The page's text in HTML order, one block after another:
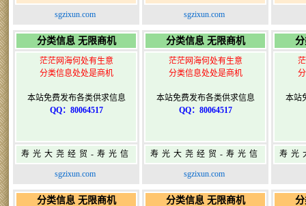
息网-免费信息发布网-
sgzixun.com
息网-免费信息发布网-
sgzixun.com
分类信息 无限商机
茫茫网海何处有生意
分类信息处处是商机
本站免费发布各类供求信息
QQ：80064517
寿光大尧经贸-寿光信
息网-免费信息发布网-
sgzixun.com
分类信息 无限商机
茫茫网海何处有生意
分类信息处处是商机
本站免费发布各类供求信息
QQ：80064517
寿光大尧经贸-寿光信
息网-免费信息发布网-
sgzixun.com
本站
寿光
分类信息 无限商机 分类信息 无限商机